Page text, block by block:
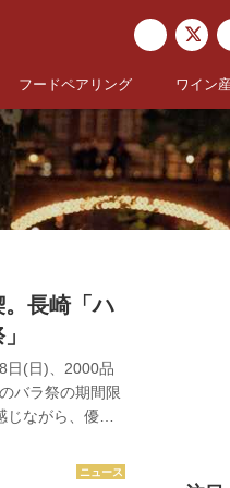
フードペアリング ワイン
長崎「ハ
日(日)、2000品
バラ祭の期間限
ながら、優雅
を提供。アルコ